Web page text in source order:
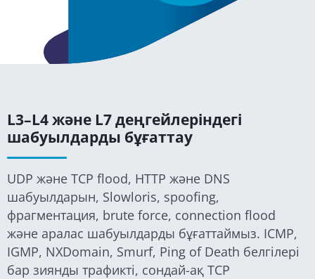
L3–L4 және L7 деңгейлеріндегі
шабуылдарды бұғаттау
UDP және TCP flood, HTTP және DNS
шабуылдарын, Slowloris, spoofing,
фрагментация, brute force, connection flood
және аралас шабуылдарды бұғаттаймыз. ICMP,
IGMP, NXDomain, Smurf, Ping of Death белгілері
бар зиянды трафикті, сондай-ақ TCP